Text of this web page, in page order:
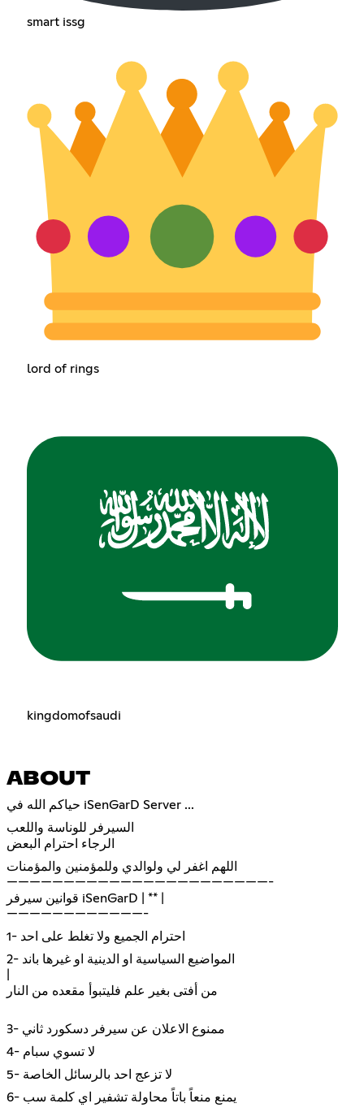
smart issg
lord of rings
kingdomofsaudi
ABOUT
حياكم الله في iSenGarD Server ...
السيرفر للوناسة واللعب
الرجاء احترام البعض
اللهم اغفر لي ولوالدي وللمؤمنين والمؤمنات
———————————————————————-
قوانين سيرفر iSenGarD | ** |
————————————-
1- احترام الجميع ولا تغلط على احد
2- المواضيع السياسية او الدينية او غيرها باند
من أفتى بغير علم فليتبوأ مقعده من النار
3- ممنوع الاعلان عن سيرفر دسكورد ثاني
4- لا تسوي سبام
5- لا تزعج احد بالرسائل الخاصة
6- يمنع منعاً باتاً محاولة تشفير اي كلمة سب